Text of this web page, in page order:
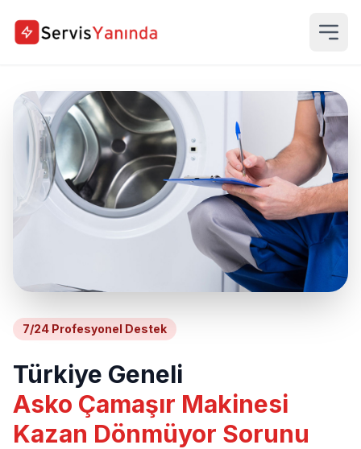
7/24 Profesyonel Destek
Türkiye Geneli
Asko Çamaşır Makinesi
Kazan Dönmüyor Sorunu